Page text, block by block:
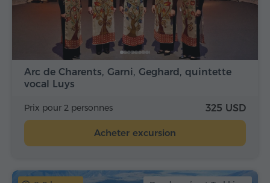
Arc de Charents, Garni, Geghard, quintette
vocal Luys
Prix pour 2 personnes 325 USD
Acheter excursion